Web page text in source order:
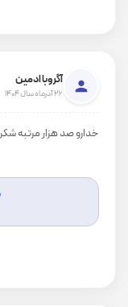
آگروبا ادمین
26 آذرماه سال 1404
خدارو صد هزار مرتبه